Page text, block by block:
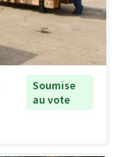
Soumise
au vote